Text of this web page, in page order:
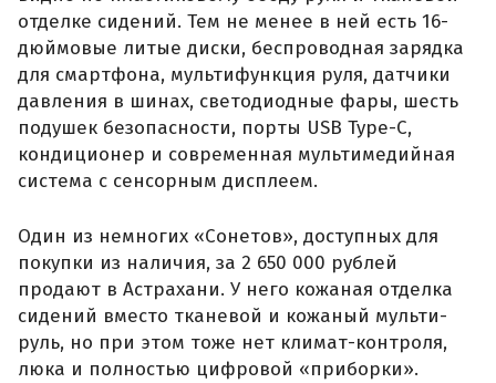
отделке сидений. Тем не менее в ней есть 16-
дюймовые литые диски, беспроводная зарядка
для смартфона, мультифункция руля, датчики
давления в шинах, светодиодные фары, шесть
подушек безопасности, порты USB Type-C,
кондиционер и современная мультимедийная
система с сенсорным дисплеем.
Один из немногих «Сонетов», доступных для
покупки из наличия, за 2 650 000 рублей
продают в Астрахани. У него кожаная отделка
сидений вместо тканевой и кожаный мульти-
руль, но при этом тоже нет климат-контроля,
люка и полностью цифровой «приборки».